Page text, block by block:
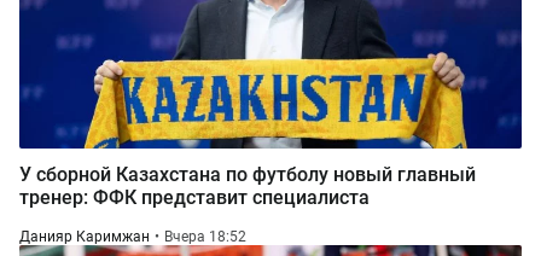
У сборной Казахстана по футболу новый главный
тренер: ФФК представит специалиста
Данияр Каримжан Вчера 18:52